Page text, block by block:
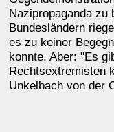
Nazipropaganda zu
Bundesländern
es zu keiner
konnte. Aber: "Es
Rechtsextremisten
Unkelbach von der